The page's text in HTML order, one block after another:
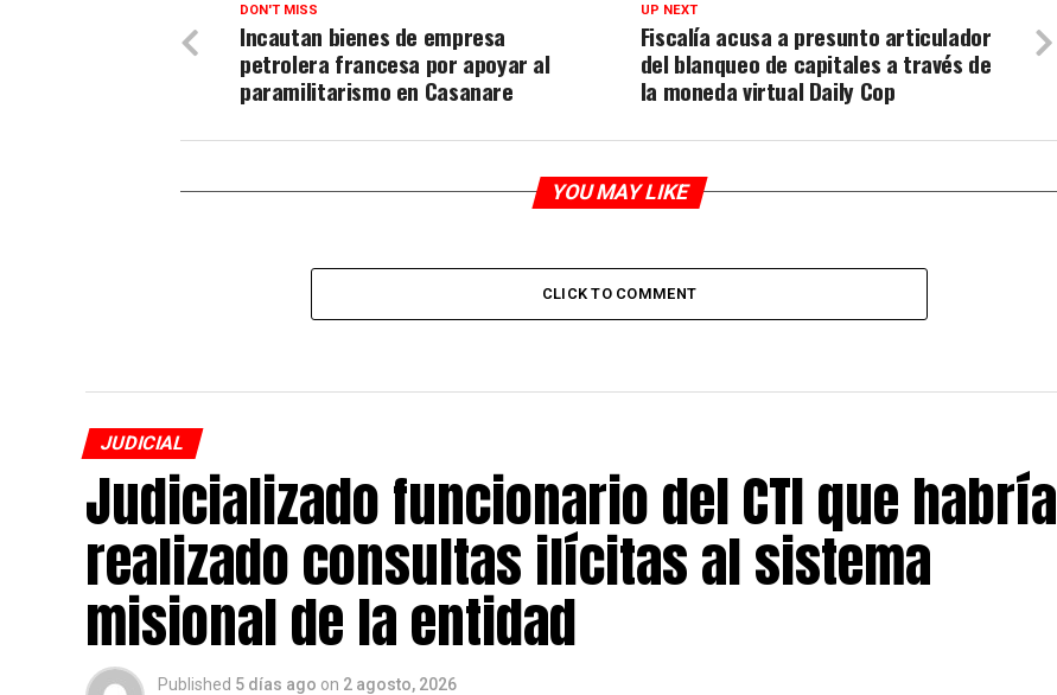
UP NEXT
Fiscalía acusa a presunto articulador
del blanqueo de capitales a través de
la moneda virtual Daily Cop
DON'T MISS
Incautan bienes de empresa
petrolera francesa por apoyar al
paramilitarismo en Casanare
YOU MAY LIKE
CLICK TO COMMENT
JUDICIAL
Judicializado funcionario del CTI que habría
realizado consultas ilícitas al sistema
misional de la entidad
Published 5 días ago on 2 agosto, 2026